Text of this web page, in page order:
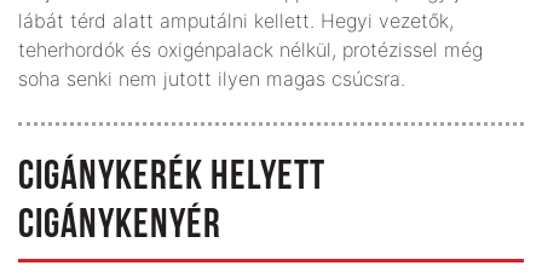
lábát térd alatt amputálni kellett. Hegyi vezetők,
teherhordók és oxigénpalack nélkül, protézissel még
soha senki nem jutott ilyen magas csúcsra.
CIGÁNYKERÉK HELYETT
CIGÁNYKENYÉR